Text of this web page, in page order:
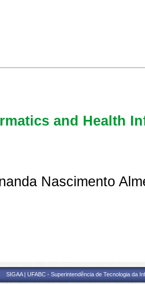
and Health
Nascimento
SIGAA | UFABC - Superintendência de Tecnologia da